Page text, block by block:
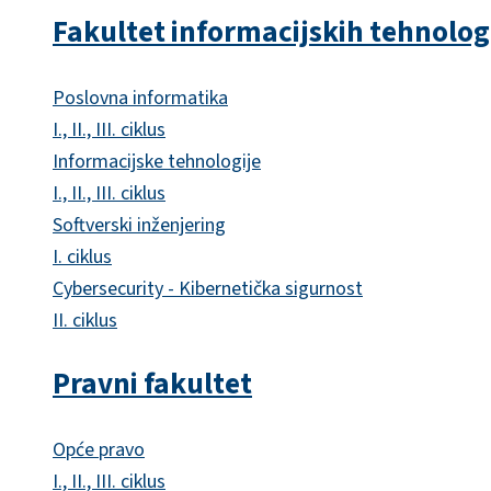
Fakultet informacijskih
Poslovna informatika
I., II., III. ciklus
Informacijske tehnologije
I., II., III. ciklus
Softverski inženjering
I. ciklus
Cybersecurity - Kibernetička sigurnost
II. ciklus
Pravni fakultet
Opće pravo
I., II., III. ciklus